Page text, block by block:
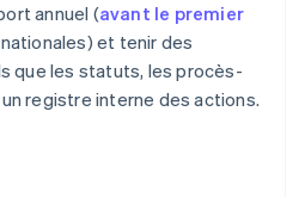
annuel (avant le premier
et tenir des
que les statuts, les procès-
registre interne des actions.